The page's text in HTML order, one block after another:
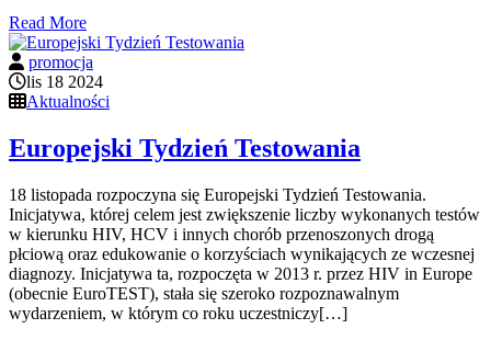
Read More
promocja
lis 18 2024
Aktualności
Europejski Tydzień Testowania
18 listopada rozpoczyna się Europejski Tydzień Testowania.
Inicjatywa, której celem jest zwiększenie liczby wykonanych testów
w kierunku HIV, HCV i innych chorób przenoszonych drogą
płciową oraz edukowanie o korzyściach wynikających ze wczesnej
diagnozy. Inicjatywa ta, rozpoczęta w 2013 r. przez HIV in Europe
(obecnie EuroTEST), stała się szeroko rozpoznawalnym
wydarzeniem, w którym co roku uczestniczy[…]